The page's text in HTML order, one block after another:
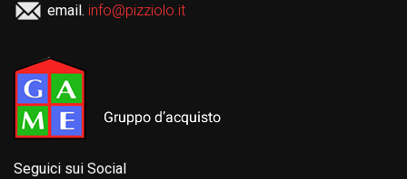
email. info@pizziolo.it
Seguici sui Social